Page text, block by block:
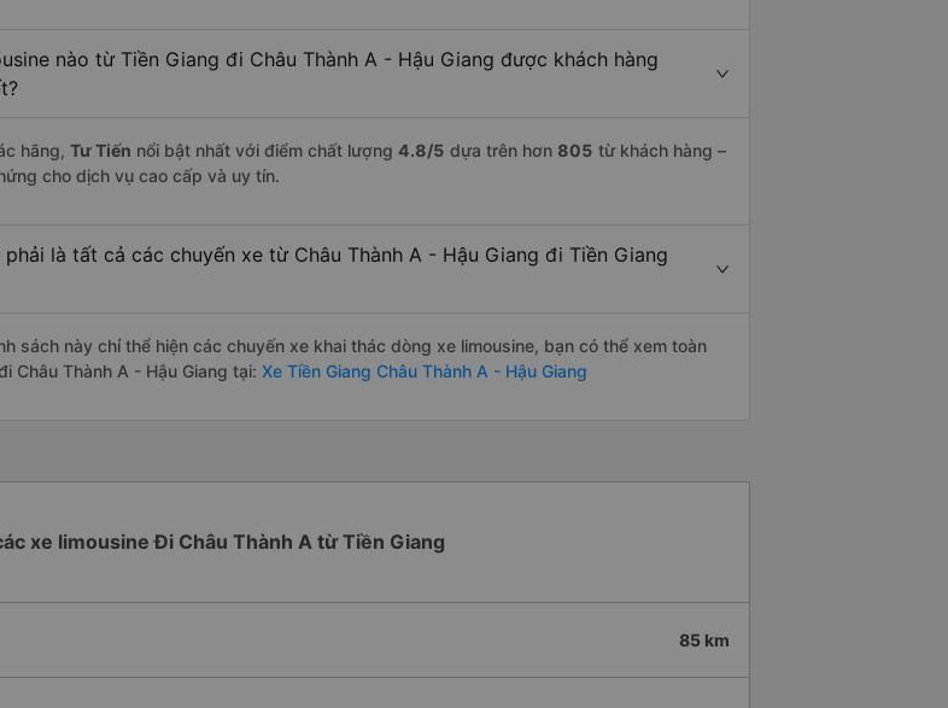
nào từ Tiền Giang đi Châu Thành A - Hậu Giang được khách hàng
hãng, Tư Tiến nổi bật nhất với điểm chất lượng 4.8/5 dựa trên hơn 805 từ khách hàng –
cho dịch vụ cao cấp và uy tín.
là tất cả các chuyến xe từ Châu Thành A - Hậu Giang đi Tiền Giang
sách này chỉ thể hiện các chuyến xe khai thác dòng xe limousine, bạn có thể xem toàn
Châu Thành A - Hậu Giang tại: Xe Tiền Giang Châu Thành A - Hậu Giang
xe limousine Đi Châu Thành A từ Tiền Giang
85 km